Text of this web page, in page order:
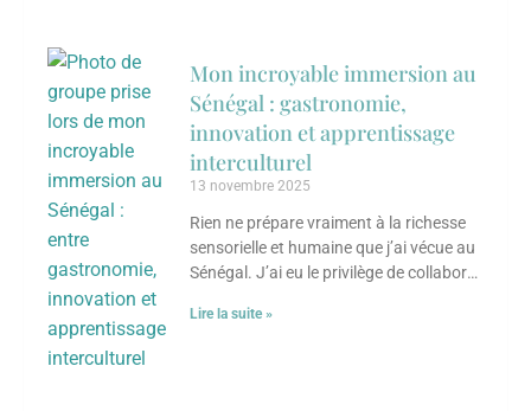
Mon incroyable immersion au
Sénégal : gastronomie,
innovation et apprentissage
interculturel
13 novembre 2025
Rien ne prépare vraiment à la richesse
sensorielle et humaine que j’ai vécue au
Sénégal. J’ai eu le privilège de collaborer
Lire la suite »